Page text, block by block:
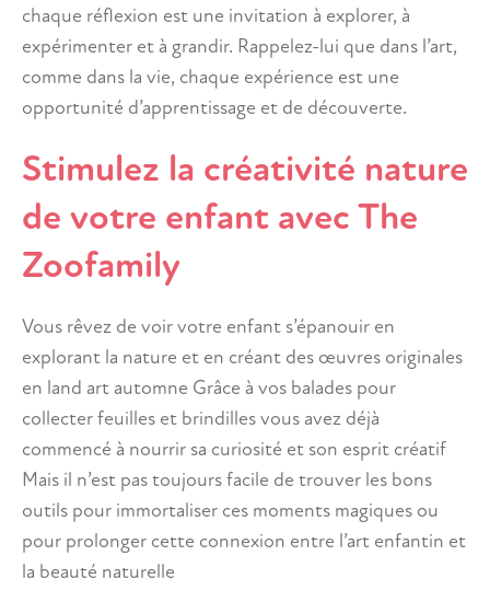
chaque réflexion est une invitation à explorer, à
expérimenter et à grandir. Rappelez-lui que dans l’art,
comme dans la vie, chaque expérience est une
opportunité d’apprentissage et de découverte.
Stimulez la créativité nature
de votre enfant avec The
Zoofamily
Vous rêvez de voir votre enfant s’épanouir en
explorant la nature et en créant des œuvres originales
en land art automne Grâce à vos balades pour
collecter feuilles et brindilles vous avez déjà
commencé à nourrir sa curiosité et son esprit créatif
Mais il n’est pas toujours facile de trouver les bons
outils pour immortaliser ces moments magiques ou
pour prolonger cette connexion entre l’art enfantin et
la beauté naturelle